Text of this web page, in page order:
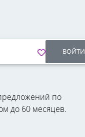
ВОЙТИ
по
до 60 месяцев.